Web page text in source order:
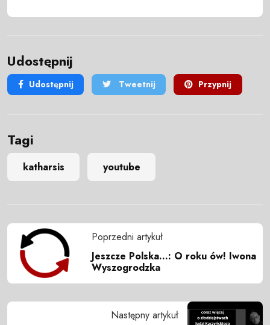
Udostępnij
Udostępnij Tweetnij Przypnij
Tagi
katharsis youtube
Poprzedni artykuł
Jeszcze Polska...: O roku ów! Iwona
Wyszogrodzka
Następny artykuł